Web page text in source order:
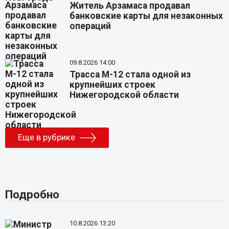
Житель Арзамаса продавал
банковские карты для незаконных
операций
09.8.2026 14:00
Трасса М-12 стала одной из
крупнейших строек
Нижегородской области
Еще в рубрике
Подробно
10.8.2026 13:20